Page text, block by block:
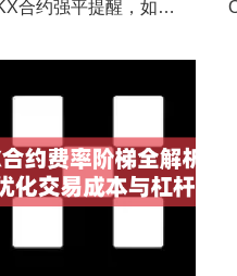
OKX合约强平提醒，如何避免触发？深度解析风控机制与应对策略